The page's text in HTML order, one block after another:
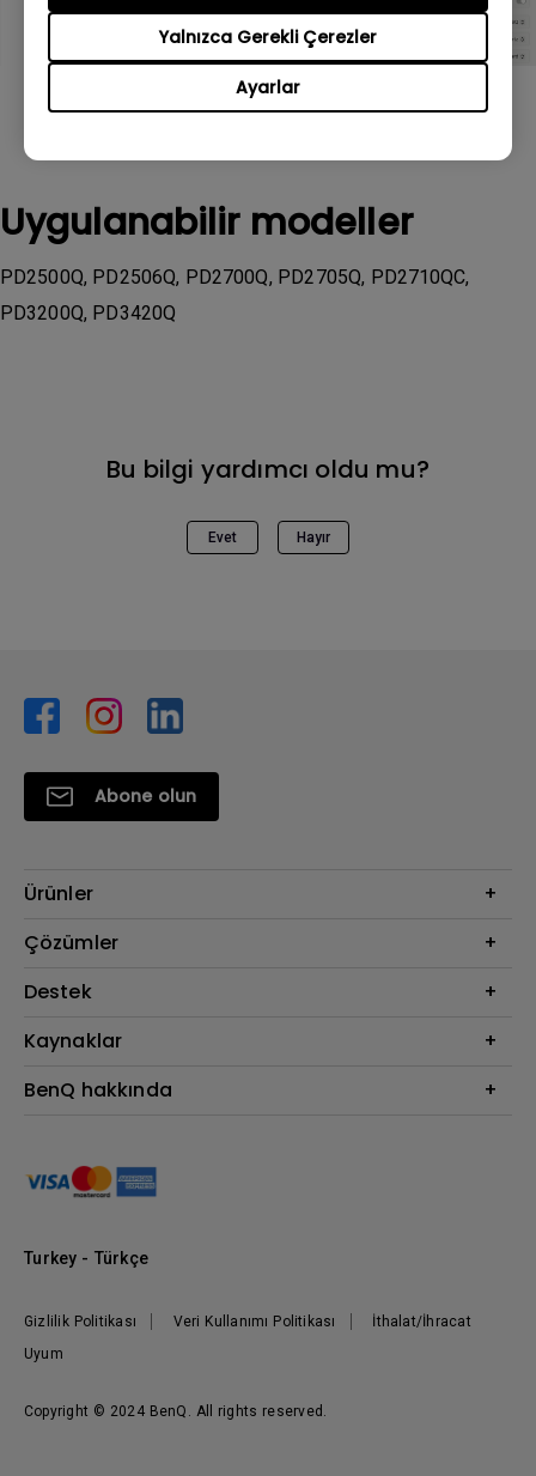
Ayarlar
Yalnızca Gerekli Çerezler
Uygulanabilir modeller
PD2500Q, PD2506Q, PD2700Q, PD2705Q, PD2710QC,
PD3200Q, PD3420Q
Bu bilgi yardımcı oldu mu?
Evet Hayır
Abone olun
Ürünler
Projektör
Çözümler
BenQ AQCOLOR Elçisi
AQColor
Espor
Destek
İndirme & SSS
Kaynaklar
Projektör Atım Mesafesi Hesaplayıcı
BenQ hakkında
Grup
Marka
Haberler
Copyright © 2024 BenQ. All rights reserved.
Gizlilik Politikası Veri Kullanımı Politikası
İthalat/İhracat
Uyum
Turkey - Türkçe